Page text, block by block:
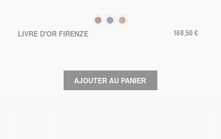
COULEUR
LIVRE D'OR FIRENZE 168,50 €
AJOUTER AU PANIER